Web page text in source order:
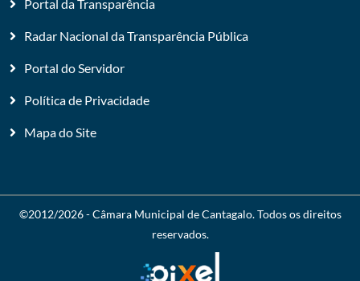
Portal da Transparência
Radar Nacional da Transparência Pública
Portal do Servidor
Política de Privacidade
Mapa do Site
©2012/2026 -Câmara Municipal de Cantagalo. Todos os direitos
reservados.